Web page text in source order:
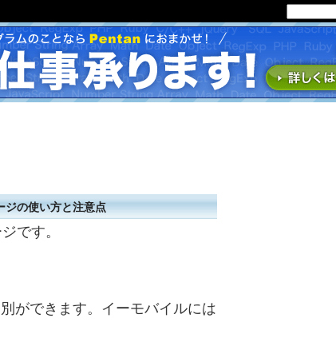
の使い方と注意点
です。
ができます。イーモバイルには